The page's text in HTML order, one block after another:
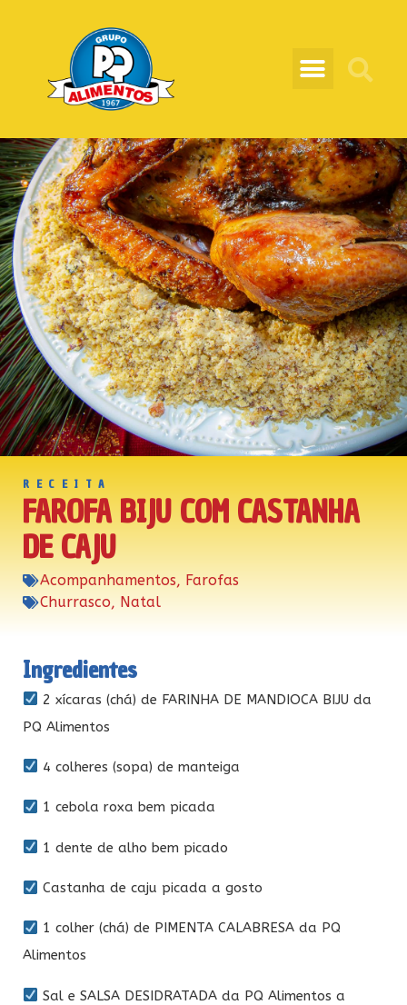
RECEITA
FAROFA BIJU COM CASTANHA
DE CAJU
Acompanhamentos, Farofas
Churrasco, Natal
Ingredientes
2 xícaras (chá) de FARINHA DE MANDIOCA BIJU da
PQ Alimentos
4 colheres (sopa) de manteiga
1 cebola roxa bem picada
1 dente de alho bem picado
Castanha de caju picada a gosto
1 colher (chá) de PIMENTA CALABRESA da PQ
Alimentos
Sal e SALSA DESIDRATADA da PQ Alimentos a